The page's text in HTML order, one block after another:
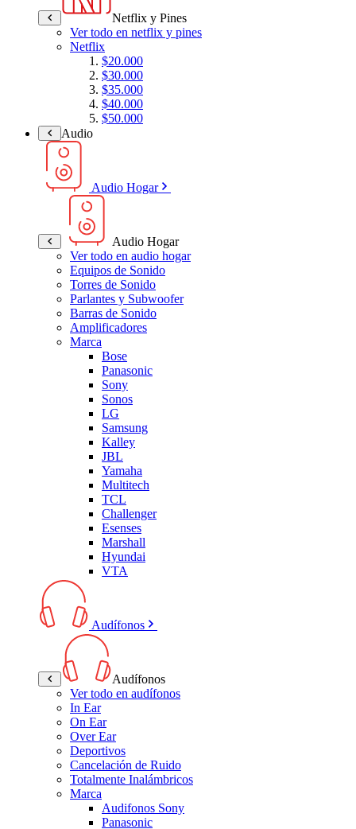
Netflix y Pines
Ver todo en netflix y pines
Netflix
$20.000
$30.000
$35.000
$40.000
$50.000
Audio
Audio Hogar
Audio Hogar
Ver todo en audio hogar
Equipos de Sonido
Torres de Sonido
Parlantes y Subwoofer
Barras de Sonido
Amplificadores
Marca
Bose
Panasonic
Sony
Sonos
LG
Samsung
Kalley
JBL
Yamaha
Multitech
TCL
Challenger
Esenses
Marshall
Hyundai
VTA
Audífonos
Audífonos
Ver todo en audífonos
In Ear
On Ear
Over Ear
Deportivos
Cancelación de Ruido
Totalmente Inalámbricos
Marca
Audifonos Sony
Panasonic